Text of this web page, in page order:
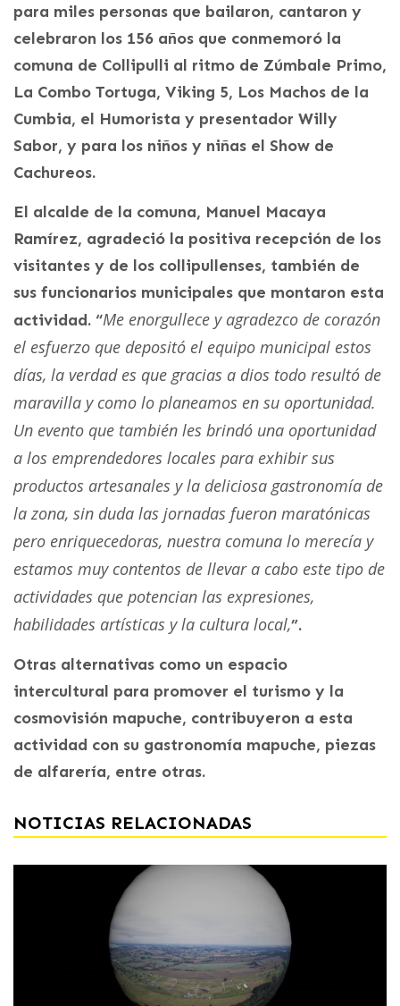
para miles personas que bailaron, cantaron y
celebraron los 156 años que conmemoró la
comuna de Collipulli al ritmo de Zúmbale Primo,
La Combo Tortuga, Viking 5, Los Machos de la
Cumbia, el Humorista y presentador Willy
Sabor, y para los niños y niñas el Show de
Cachureos.
El alcalde de la comuna, Manuel Macaya
Ramírez, agradeció la positiva recepción de los
visitantes y de los collipullenses, también de
sus funcionarios municipales que montaron esta
actividad. “Me enorgullece y agradezco de corazón
el esfuerzo que depositó el equipo municipal estos
días, la verdad es que gracias a dios todo resultó de
maravilla y como lo planeamos en su oportunidad.
Un evento que también les brindó una oportunidad
a los emprendedores locales para exhibir sus
productos artesanales y la deliciosa gastronomía de
la zona, sin duda las jornadas fueron maratónicas
pero enriquecedoras, nuestra comuna lo merecía y
estamos muy contentos de llevar a cabo este tipo de
actividades que potencian las expresiones,
habilidades artísticas y la cultura local,”.
Otras alternativas como un espacio
intercultural para promover el turismo y la
cosmovisión mapuche, contribuyeron a esta
actividad con su gastronomía mapuche, piezas
de alfarería, entre otras.
NOTICIAS RELACIONADAS